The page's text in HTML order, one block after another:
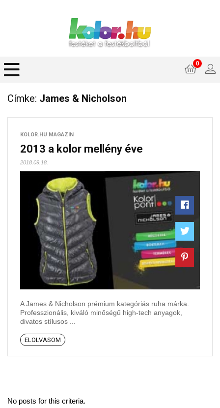
0
Címke: James & Nicholson
KOLOR.HU MAGAZIN
2013 a kolor mellény éve
2018.09.18.
A James & Nicholson prémium kategóriás ruha márka.
Professzionális, kiváló minőségű high-tech anyagok,
divatos stílusos ...
ELOLVASOM
No posts for this criteria.